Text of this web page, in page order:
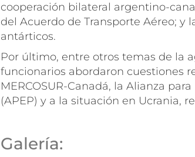
cooperación bilateral argentino-
del Acuerdo de Transporte Aéreo; y
antárticos.
Por último, entre otros temas de la
funcionarios abordaron cuestiones
MERCOSUR-Canadá, la Alianza
(APEP) y a la situación en Ucrania,
Galería: